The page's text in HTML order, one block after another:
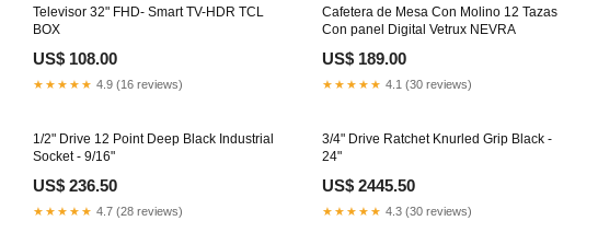
Televisor 32" FHD- Smart TV-HDR TCL
BOX
US$ 108.00
★★★★★ 4.9 (16 reviews)
Cafetera de Mesa Con Molino 12 Tazas
Con panel Digital Vetrux NEVRA
US$ 189.00
★★★★★ 4.1 (30 reviews)
1/2" Drive 12 Point Deep Black Industrial
Socket - 9/16"
US$ 236.50
★★★★★ 4.7 (28 reviews)
3/4" Drive Ratchet Knurled Grip Black -
24"
US$ 2445.50
★★★★★ 4.3 (30 reviews)